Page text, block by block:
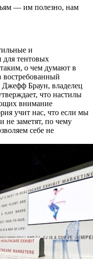
— им полезно, нам
и
тентовых
о чем думают в
востребованный
Джефф Браун, владелец
что настилы
внимание
учит нас, что если мы
не заметят, по чему
себе не